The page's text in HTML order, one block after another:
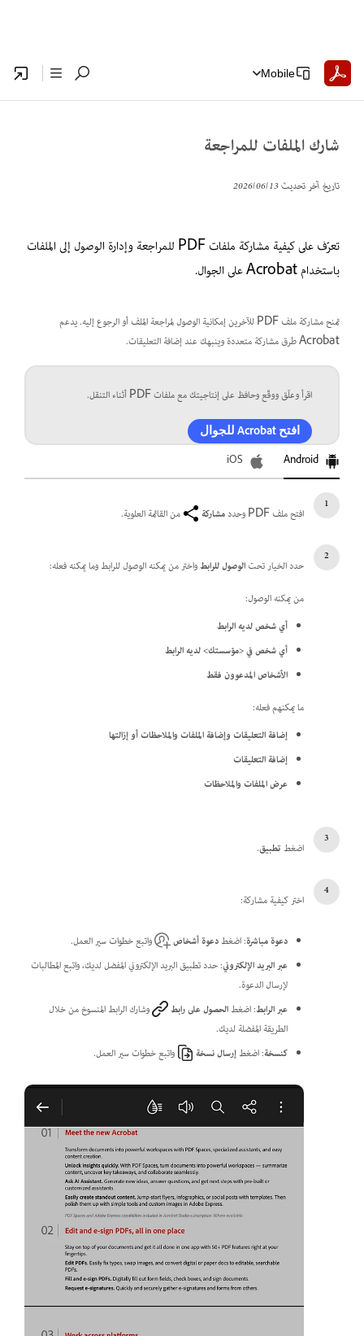
Mobile
شارك الملفات للمراجعة
تاريخ آخر تحديث13‏/06‏/2026
تعرّف على كيفية مشاركة ملفات PDF للمراجعة وإدارة الوصول إلى الملفات
باستخدام Acrobat على الجوال.
تمنح مشاركة ملف PDF للآخرين إمكانية الوصول لمراجعة الملف أو الرجوع إليه. يدعم
Acrobat طرق مشاركة متعددة وينبهك عند إضافة التعليقات.
اقرأ وعلّق ووقّع وحافظ على إنتاجيتك مع ملفات PDF أثناء التنقل.
افتح Acrobat للجوال
Android
iOS
افتح ملف PDF وحدد مشاركة من القائمة العلوية.
حدد الخيار تحتالوصول للرابطواختر من يمكنه الوصول للرابط وما يمكنه فعله:
من يمكنه الوصول:
أي شخص لديه الرابط
أي شخص في <مؤسستك> لديه الرابط
الأشخاص المدعوون فقط
ما يمكنهم فعله:
إضافة التعليقات وإضافة الملفات والملاحظات أو إزالتها
إضافة التعليقات
عرض الملفات والملاحظات
اضغط تطبيق.
اختر كيفية مشاركة:
دعوة مباشرة: اضغطدعوة أشخاص
واتبع خطوات سير العمل.
عبر البريد الإلكتروني: حدد تطبيق البريد الإلكتروني المفضل لديك، واتبع المطالبات
لإرسال الدعوة.
عبر الرابط: اضغطالحصول على رابط
وشارك الرابط المنسوخ من خلال
الطريقة المفضلة لديك.
كنسخة: اضغطإرسال نسخة واتبع خطوات سير العمل.